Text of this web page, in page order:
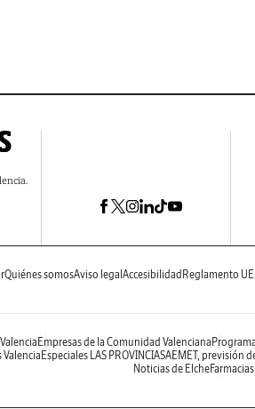
Quiénes somosAviso legal Accesibilidad Reglamento
Empresas de la Comunidad Valenciana
Valencia Especiales LAS PROVINCIASAEMET, previsión
Noticias de Elche